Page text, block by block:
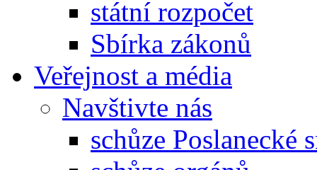
státní rozpočet
Sbírka zákonů
Veřejnost a média
Navštivte nás
schůze Poslanecké